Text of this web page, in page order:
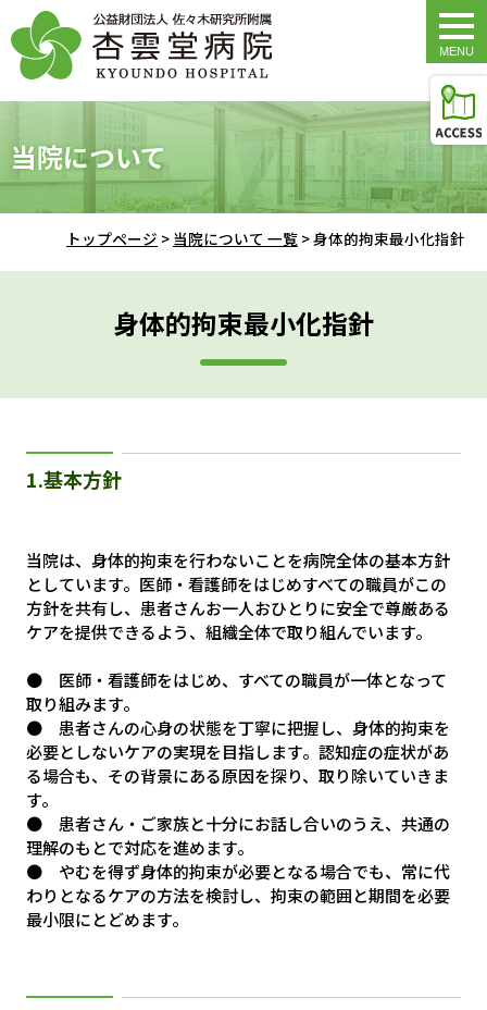
当院について
トップページ > 当院について 一覧 >身体的拘束最小化指針
身体的拘束最小化指針
1.基本方針
当院は、身体的拘束を行わないことを病院全体の基本方針
としています。医師・看護師をはじめすべての職員がこの
方針を共有し、患者さんお一人おひとりに安全で尊厳ある
ケアを提供できるよう、組織全体で取り組んでいます。
● 医師・看護師をはじめ、すべての職員が一体となって
取り組みます。
● 患者さんの心身の状態を丁寧に把握し、身体的拘束を
必要としないケアの実現を目指します。認知症の症状があ
る場合も、その背景にある原因を探り、取り除いていきま
す。
● 患者さん・ご家族と十分にお話し合いのうえ、共通の
理解のもとで対応を進めます。
● やむを得ず身体的拘束が必要となる場合でも、常に代
わりとなるケアの方法を検討し、拘束の範囲と期間を必要
最小限にとどめます。